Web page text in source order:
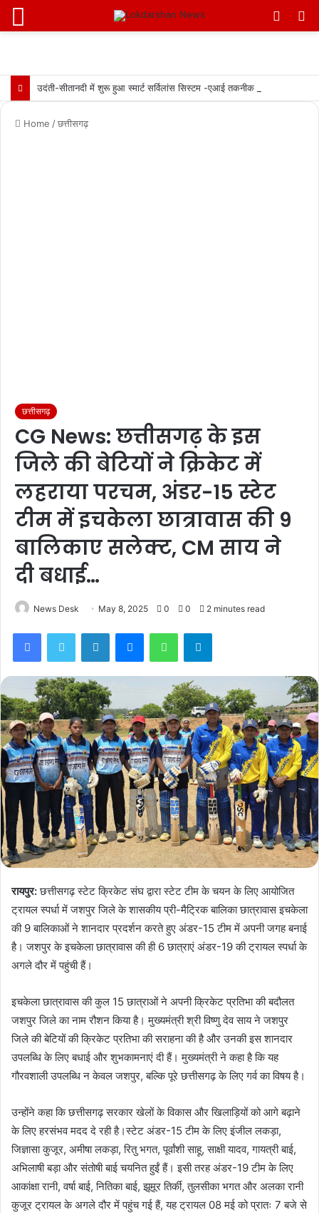
Switch
Home /छत्तीसगढ़
छत्तीसगढ़
CG News: छत्तीसगढ़ के इस
जिले की बेटियों ने क्रिकेट में
लहराया परचम, अंडर-15 स्टेट
टीम में इचकेला छात्रावास की 9
बालिकाए सलेक्ट, CM साय ने
दी बधाई…
News Desk May 8, 2025 0 0 2 minutes read
रायपुर:छत्तीसगढ़ स्टेट क्रिकेट संघ द्वारा स्टेट टीम के चयन के लिए आयोजित
ट्रायल स्पर्धा में जशपुर जिले के शासकीय प्री-मैट्रिक बालिका छात्रावास इचकेला
की 9 बालिकाओं ने शानदार प्रदर्शन करते हुए अंडर-15 टीम में अपनी जगह बनाई
है। जशपुर के इचकेला छात्रावास की ही 6 छात्राएं अंडर-19 की ट्रायल स्पर्धा के
अगले दौर में पहुंची हैं।
इचकेला छात्रावास की कुल 15 छात्राओं ने अपनी क्रिकेट प्रतिभा की बदौलत
जशपुर जिले का नाम रौशन किया है। मुख्यमंत्री श्री विष्णु देव साय ने जशपुर
जिले की बेटियों की क्रिकेट प्रतिभा की सराहना की है और उनकी इस शानदार
उपलब्धि के लिए बधाई और शुभकामनाएं दी हैं। मुख्यमंत्री ने कहा है कि यह
गौरवशाली उपलब्धि न केवल जशपुर, बल्कि पूरे छत्तीसगढ़ के लिए गर्व का विषय है।
उन्होंने कहा कि छत्तीसगढ़ सरकार खेलों के विकास और खिलाड़ियों को आगे बढ़ाने
के लिए हरसंभव मदद दे रही है।स्टेट अंडर-15 टीम के लिए इंजील लकड़ा,
जिज्ञासा कुजूर, अमीषा लकड़ा, रितु भगत, पूर्वांशी साहू, साक्षी यादव, गायत्री बाई,
अभिलाषी बड़ा और संतोषी बाई चयनित हुईं हैं। इसी तरह अंडर-19 टीम के लिए
आकांक्षा रानी, वर्षा बाई, नितिका बाई, झूमूर तिर्की, तुलसीका भगत और अलका रानी
कुजूर ट्रायल के अगले दौर में पहुंच गई हैं, यह ट्रायल 08 मई को प्रातः 7 बजे से